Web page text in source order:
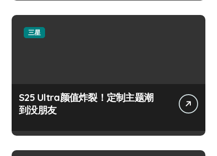
三星
S25 Ultra颜值炸裂！定制主题潮
到没朋友